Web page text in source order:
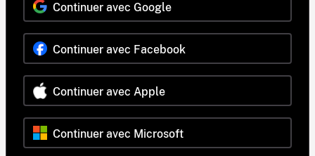
Continuer avec Google
Continuer avec Facebook
Continuer avec Apple
Continuer avec Microsoft